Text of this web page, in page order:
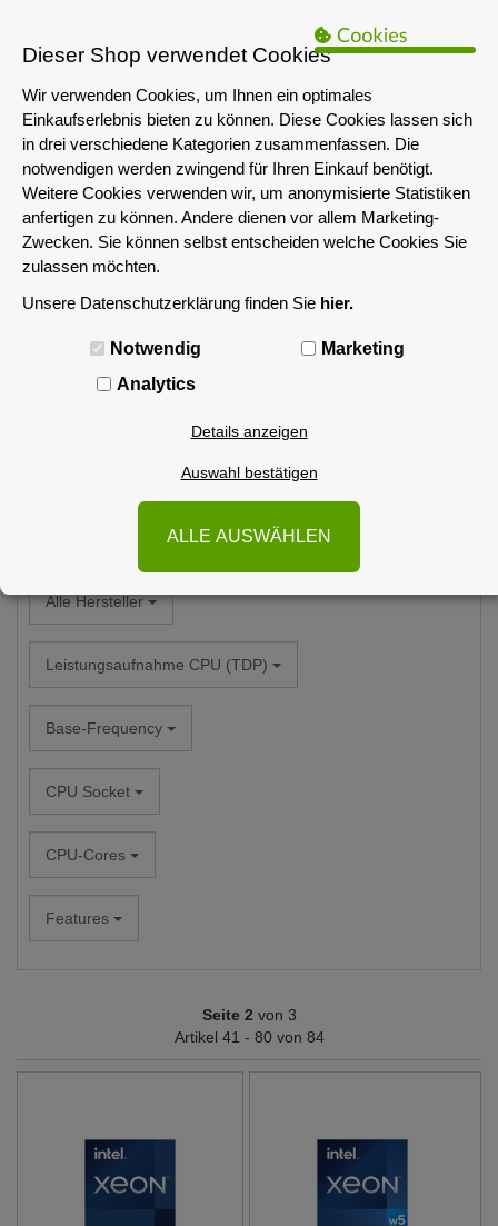
Das servershop-bayern.de Angebot richtet sich nur an
Unternehmen i.S.d. § 14 BGB sowie die öffentliche Hand. Ein Verkauf
an Privatpersonen ist nicht möglich.
MENÜ
Alle Hersteller
Leistungsaufnahme CPU (TDP)
Base-Frequency
CPU Socket
CPU-Cores
Features
Seite 2 von 3
Artikel 41 - 80 von 84
Dieser Shop verwendet Cookies
Wir verwenden Cookies, um Ihnen ein optimales
Einkaufserlebnis bieten zu können. Diese Cookies lassen sich
in drei verschiedene Kategorien zusammenfassen. Die
notwendigen werden zwingend für Ihren Einkauf benötigt.
Weitere Cookies verwenden wir, um anonymisierte Statistiken
anfertigen zu können. Andere dienen vor allem Marketing-
Zwecken. Sie können selbst entscheiden welche Cookies Sie
zulassen möchten.
Unsere Datenschutzerklärung finden Sie hier.
Notwendig
Marketing
Analytics
Details anzeigen
Auswahl bestätigen
ALLE AUSWÄHLEN